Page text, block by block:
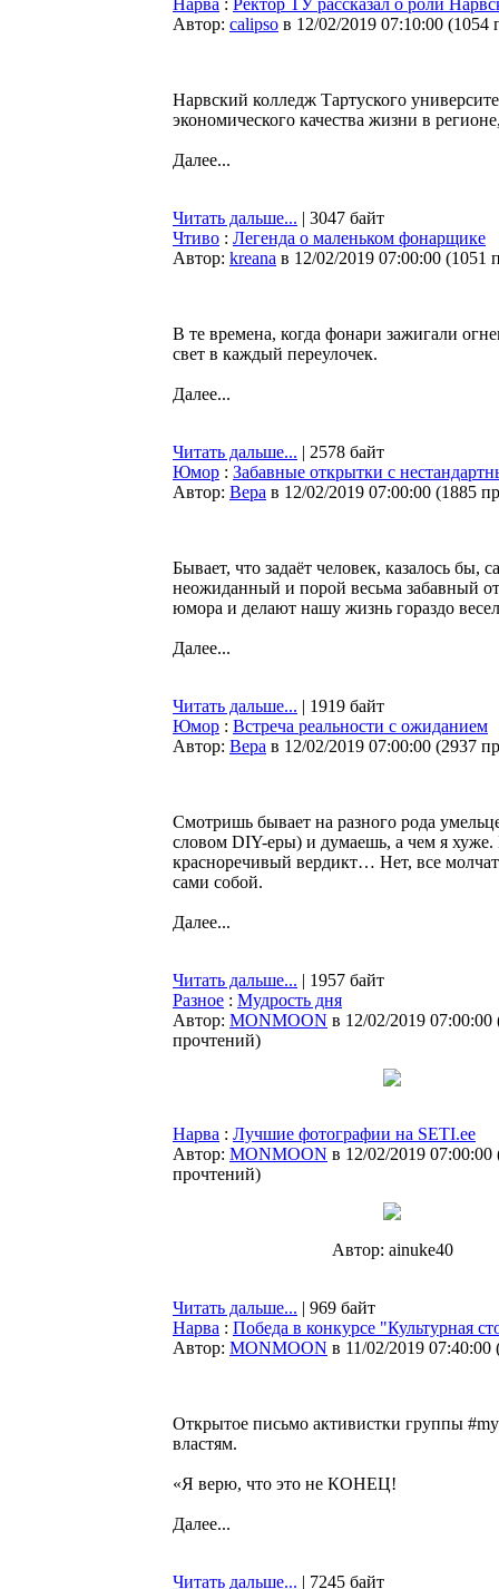
Нарва : Ректор ТУ рассказал о роли
Автор: calipso в 12/02/2019 07:10:00 (1054
Нарвский колледж Тартуского
экономического качества жизни в
Далее...
Читать дальше... | 3047 байт
Чтиво : Легенда о маленьком фонарщике
Автор: kreana в 12/02/2019 07:00:00 (1051
В те времена, когда фонари зажигали
свет в каждый переулочек.
Далее...
Читать дальше... | 2578 байт
Юмор : Забавные открытки с
Автор: Bepa в 12/02/2019 07:00:00 (1885
Бывает, что задаёт человек, казалось
неожиданный и порой весьма забавный
юмора и делают нашу жизнь гораздо
Далее...
Читать дальше... | 1919 байт
Юмор : Встреча реальности с ожиданием
Автор: Bepa в 12/02/2019 07:00:00 (2937
Смотришь бывает на разного рода
словом DIY-еры) и думаешь, а чем я хуже.
красноречивый вердикт… Нет, все
сами собой.
Далее...
Читать дальше... | 1957 байт
Разное : Мудрость дня
Автор: MONMOON в 12/02/2019 07:00:00
прочтений)
Нарва : Лучшие фотографии на SETI.ee
Автор: MONMOON в 12/02/2019 07:00:00
прочтений)
Автор: ainuke40
Читать дальше... | 969 байт
Нарва : Победа в конкурсе "Культурная
Автор: MONMOON в 11/02/2019 07:40:00
Открытое письмо активистки группы
властям.
«Я верю, что это не КОНЕЦ!
Далее...
Читать дальше... | 7245 байт